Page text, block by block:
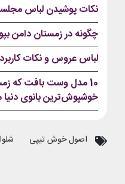
نکات پوشیدن لباس
چگونه در زمستان دامن
لباس عروس و نکات
10 مدل وست بافت که
خوشپوش‌ترین بانوی
اصول خوش تیپی